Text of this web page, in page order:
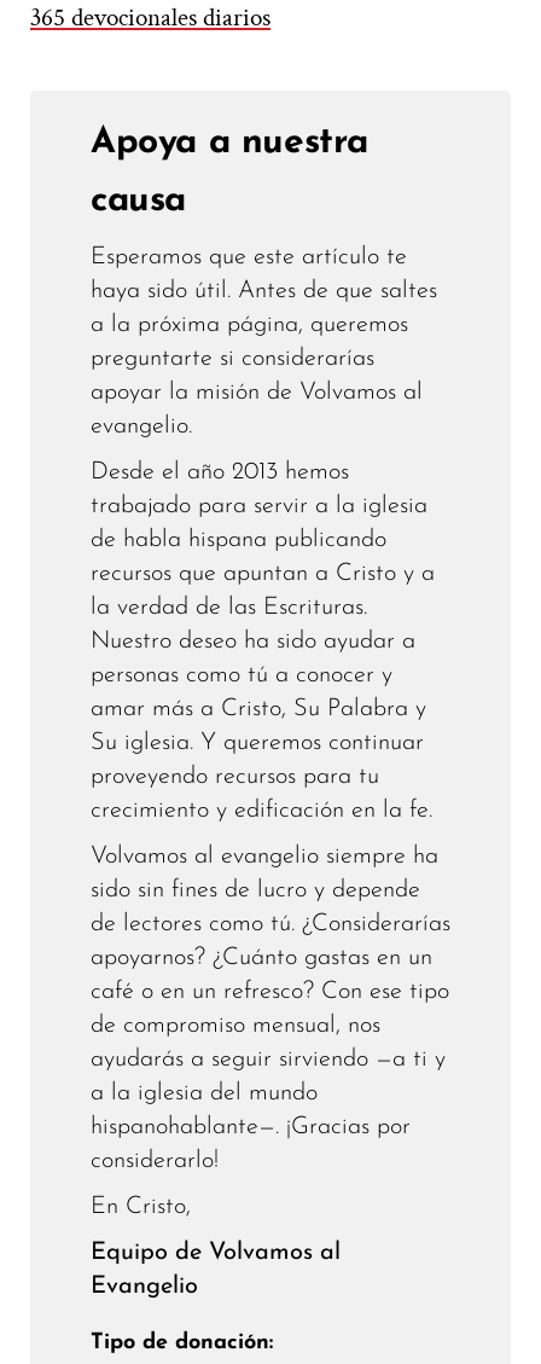
365 devocionales diarios
Apoya a nuestra
causa
Esperamos que este artículo te
haya sido útil. Antes de que saltes
a la próxima página, queremos
preguntarte si considerarías
apoyar la misión de Volvamos al
evangelio.
Desde el año 2013 hemos
trabajado para servir a la iglesia
de habla hispana publicando
recursos que apuntan a Cristo y a
la verdad de las Escrituras.
Nuestro deseo ha sido ayudar a
personas como tú a conocer y
amar más a Cristo, Su Palabra y
Su iglesia. Y queremos continuar
proveyendo recursos para tu
crecimiento y edificación en la fe.
Volvamos al evangelio siempre ha
sido sin fines de lucro y depende
de lectores como tú. ¿Considerarías
apoyarnos? ¿Cuánto gastas en un
café o en un refresco? Con ese tipo
de compromiso mensual, nos
ayudarás a seguir sirviendo —a ti y
a la iglesia del mundo
hispanohablante—. ¡Gracias por
considerarlo!
En Cristo,
Equipo de Volvamos al
Evangelio
Tipo de donación: